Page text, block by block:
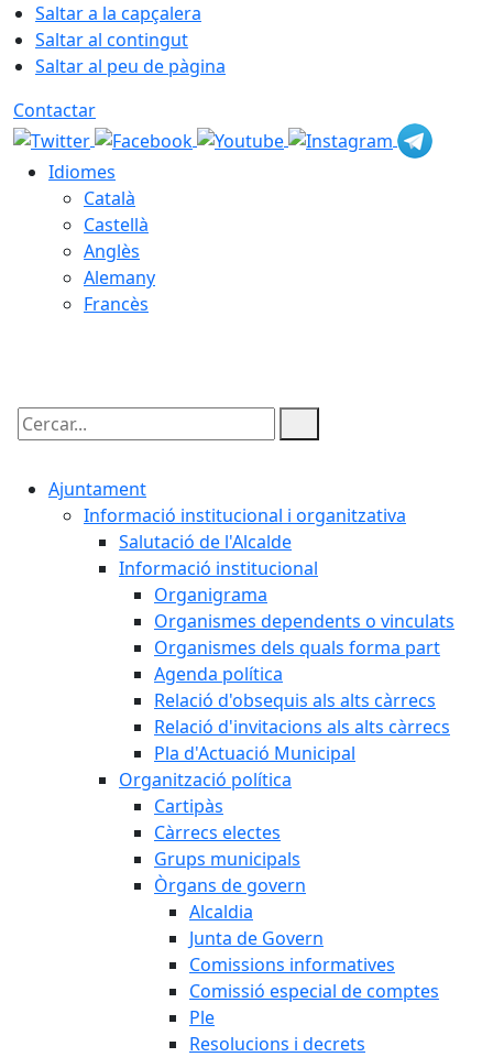
Saltar a la capçalera
Saltar al contingut
Saltar al peu de pàgina
Contactar
Idiomes
Català
Castellà
Anglès
Alemany
Francès
Cercar:
Ajuntament
Informació institucional i organitzativa
Salutació de l'Alcalde
Informació institucional
Organigrama
Organismes dependents o vinculats
Organismes dels quals forma part
Agenda política
Relació d'obsequis als alts càrrecs
Relació d'invitacions als alts càrrecs
Pla d'Actuació Municipal
Organització política
Cartipàs
Càrrecs electes
Grups municipals
Òrgans de govern
Alcaldia
Junta de Govern
Comissions informatives
Comissió especial de comptes
Ple
Resolucions i decrets